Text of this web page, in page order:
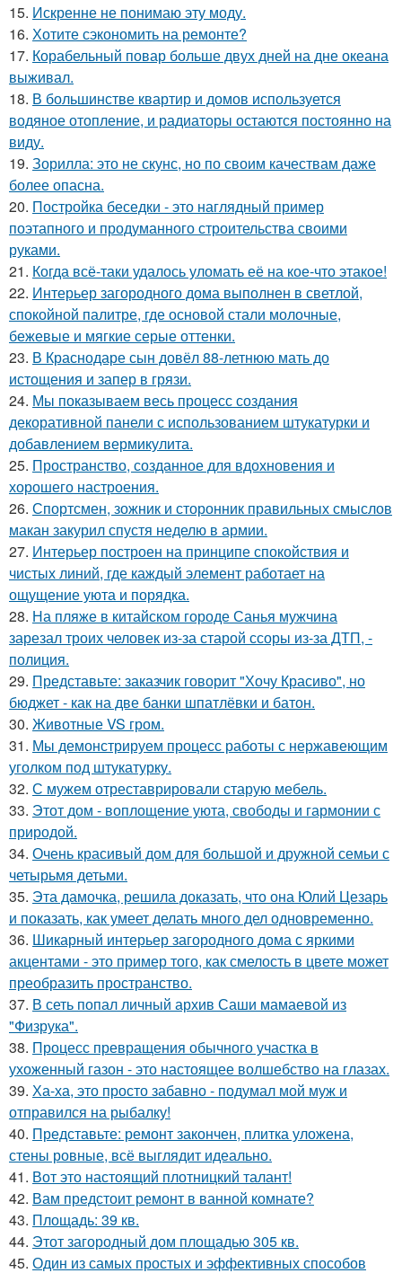
15. Искренне не понимаю эту моду.
16. Хотите сэкономить на ремонте?
17. Корабельный повар больше двух дней на дне океана
выживал.
18. В большинстве квартир и домов используется
водяное отопление, и радиаторы остаются постоянно на
виду.
19. Зорилла: это не скунс, но по своим качествам даже
более опасна.
20. Постройка беседки - это наглядный пример
поэтапного и продуманного строительства своими
руками.
21. Когда всё-таки удалось уломать её на кое-что этакое!
22. Интерьер загородного дома выполнен в светлой,
спокойной палитре, где основой стали молочные,
бежевые и мягкие серые оттенки.
23. В Краснодаре сын довёл 88-летнюю мать до
истощения и запер в грязи.
24. Мы показываем весь процесс создания
декоративной панели с использованием штукатурки и
добавлением вермикулита.
25. Пространство, созданное для вдохновения и
хорошего настроения.
26. Спортсмен, зожник и сторонник правильных смыслов
макан закурил спустя неделю в армии.
27. Интерьер построен на принципе спокойствия и
чистых линий, где каждый элемент работает на
ощущение уюта и порядка.
28. На пляже в китайском городе Санья мужчина
зарезал троих человек из-за старой ссоры из-за ДТП, -
полиция.
29. Представьте: заказчик говорит "Хочу Красиво", но
бюджет - как на две банки шпатлёвки и батон.
30. Животные VS гром.
31. Мы демонстрируем процесс работы с нержавеющим
уголком под штукатурку.
32. С мужем отреставрировали старую мебель.
33. Этот дом - воплощение уюта, свободы и гармонии с
природой.
34. Очень красивый дом для большой и дружной семьи с
четырьмя детьми.
35. Эта дамочка, решила доказать, что она Юлий Цезарь
и показать, как умеет делать много дел одновременно.
36. Шикарный интерьер загородного дома с яркими
акцентами - это пример того, как смелость в цвете может
преобразить пространство.
37. В сеть попал личный архив Саши мамаевой из
"Физрука".
38. Процесс превращения обычного участка в
ухоженный газон - это настоящее волшебство на глазах.
39. Ха-ха, это просто забавно - подумал мой муж и
отправился на рыбалку!
40. Представьте: ремонт закончен, плитка уложена,
стены ровные, всё выглядит идеально.
41. Вот это настоящий плотницкий талант!
42. Вам предстоит ремонт в ванной комнате?
43. Площадь: 39 кв.
44. Этот загородный дом площадью 305 кв.
45. Один из самых простых и эффективных способов